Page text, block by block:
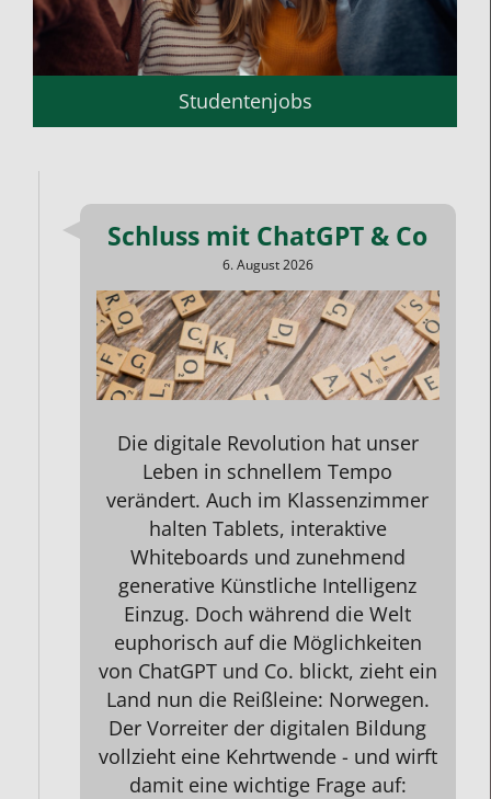
Studentenjobs
Schluss mit ChatGPT & Co
6. August 2026
Die digitale Revolution hat unser
Leben in schnellem Tempo
verändert. Auch im Klassenzimmer
halten Tablets, interaktive
Whiteboards und zunehmend
generative Künstliche Intelligenz
Einzug. Doch während die Welt
euphorisch auf die Möglichkeiten
von ChatGPT und Co. blickt, zieht ein
Land nun die Reißleine: Norwegen.
Der Vorreiter der digitalen Bildung
vollzieht eine Kehrtwende - und wirft
damit eine wichtige Frage auf: